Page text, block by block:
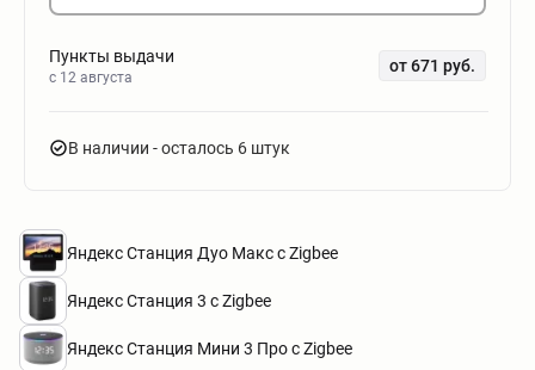
Пункты выдачи
c 12 августа
от 671 руб.
В наличии - осталось 6 штук
Яндекс Станция Дуо Макс с Zigbee
Яндекс Станция 3 с Zigbee
Яндекс Станция Мини 3 Про с Zigbee